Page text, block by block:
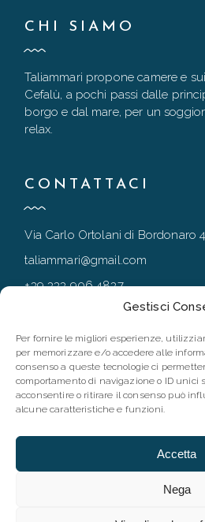
Gestisci
Per fornire le migliori esperienze,
per memorizzare e/o accedere alle
consenso a queste tecnologie ci
comportamento di navigazione o ID unici
acconsentire o ritirare il consenso può
alcune caratteristiche e funzioni.
Accetta
Nega
CHI SIAMO
Taliammari propone camere e
Cefalù, a pochi passi dalle
borgo e dal mare, per un
relax.
CONTATTACI
Via Carlo Ortolani di Bordonaro
taliammari@gmail.com
+39 333 906 4837
FOLLOW